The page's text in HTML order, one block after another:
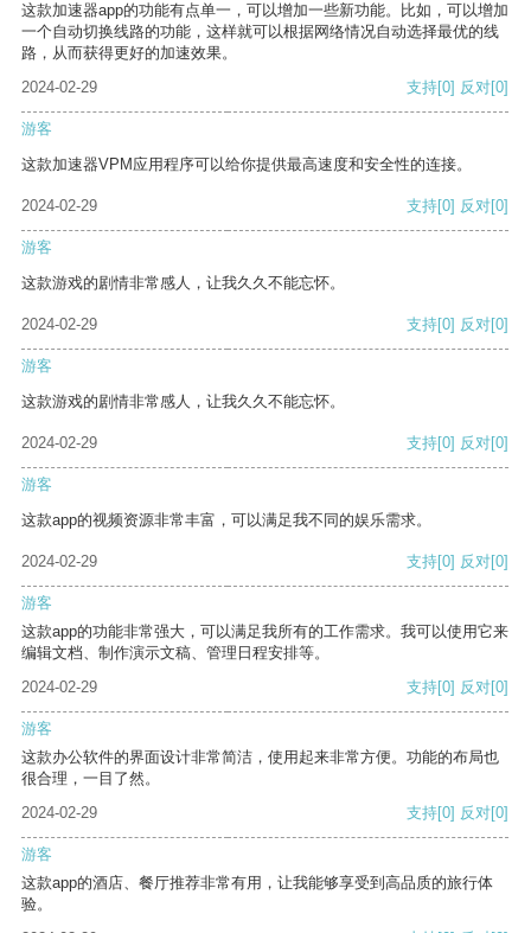
这款加速器app的功能有点单一，可以增加一些新功能。比如，可以增加
一个自动切换线路的功能，这样就可以根据网络情况自动选择最优的线
路，从而获得更好的加速效果。
2024-02-29
支持[0] 反对[0]
游客
这款加速器VPM应用程序可以给你提供最高速度和安全性的连接。
2024-02-29 支持[0] 反对[0]
游客
这款游戏的剧情非常感人，让我久久不能忘怀。
2024-02-29 支持[0] 反对[0]
游客
这款游戏的剧情非常感人，让我久久不能忘怀。
2024-02-29 支持[0] 反对[0]
游客
这款app的视频资源非常丰富，可以满足我不同的娱乐需求。
2024-02-29 支持[0] 反对[0]
游客
这款app的功能非常强大，可以满足我所有的工作需求。我可以使用它来
编辑文档、制作演示文稿、管理日程安排等。
2024-02-29
支持[0] 反对[0]
游客
这款办公软件的界面设计非常简洁，使用起来非常方便。功能的布局也
很合理，一目了然。
2024-02-29
支持[0] 反对[0]
游客
这款app的酒店、餐厅推荐非常有用，让我能够享受到高品质的旅行体
验。